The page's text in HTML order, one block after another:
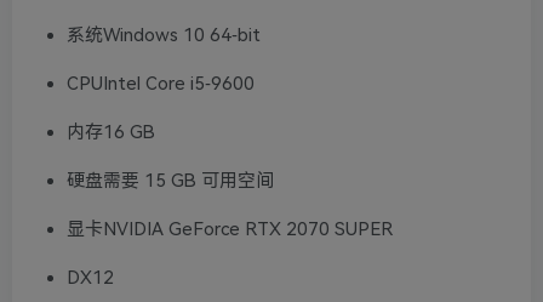
系统Windows 10 64-bit
CPUIntel Core i5-9600
内存16 GB
硬盘需要 15 GB 可用空间
显卡NVIDIA GeForce RTX 2070 SUPER
DX12